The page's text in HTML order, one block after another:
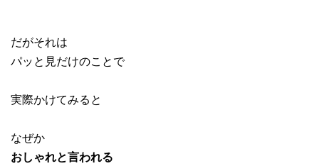
だがそれは
パッと見だけのことで
実際かけてみると
なぜか
おしゃれと言われる